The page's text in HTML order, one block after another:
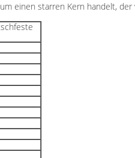
einen starren Kern handelt,